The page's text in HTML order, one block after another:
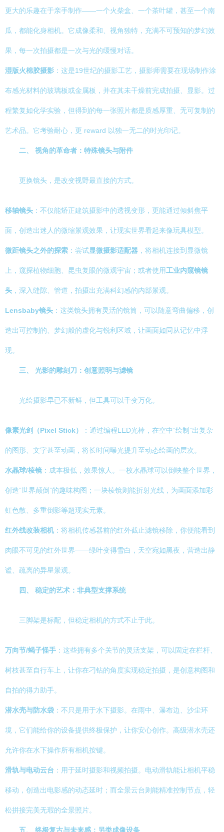
更大的乐趣在于亲手制作——一个火柴盒、一个茶叶罐，甚至一个南
瓜，都能化身相机。它成像柔和、视角独特，充满不可预知的梦幻效
果，每一次拍摄都是一次与光的缓慢对话。
湿版火棉胶摄影 ：这是19世纪的摄影工艺，摄影师需要在现场制作涂
布感光材料的玻璃板或金属板，并在其未干燥前完成拍摄、显影。过
程繁复如化学实验，但得到的每一张照片都是质感厚重、无可复制的
艺术品。它考验耐心，更 reward 以独一无二的时光印记。
二、 视角的革命者：特殊镜头与附件
更换镜头，是改变视野最直接的方式。
移轴镜头 ：不仅能矫正建筑摄影中的透视变形，更能通过倾斜焦平
面，创造出迷人的微缩景观效果，让现实世界看起来像玩具模型。
微距镜头之外的探索 ：尝试显微摄影适配器 ，将相机连接到显微镜
上，窥探植物细胞、昆虫复眼的微观宇宙；或者使用工业内窥镜镜
头 ，深入缝隙、管道，拍摄出充满科幻感的内部景观。
Lensbaby镜头 ：这类镜头拥有灵活的镜筒，可以随意弯曲偏移，创
造出可控制的、梦幻般的虚化与锐利区域，让画面如同从记忆中浮
现。
三、 光影的雕刻刀：创意照明与滤镜
光绘摄影早已不新鲜，但工具可以千变万化。
像素光剑（Pixel Stick） ：通过编程LED光棒，在空中“绘制”出复杂
的图形、文字甚至动画，将长时间曝光提升至动态绘画的层次。
水晶球/棱镜 ：成本极低，效果惊人。一枚水晶球可以倒映整个世界，
创造“世界颠倒”的趣味构图；一块棱镜则能折射光线，为画面添加彩
虹色散、多重倒影等超现实元素。
红外线改装相机 ：将相机传感器前的红外截止滤镜移除，你便能看到
肉眼不可见的红外世界——绿叶变得雪白，天空宛如黑夜，营造出静
谧、疏离的异星景观。
四、 稳定的艺术：非典型支撑系统
三脚架是标配，但稳定相机的方式不止于此。
万向节/蝎子怪手 ：这些拥有多个关节的灵活支架，可以固定在栏杆、
树枝甚至自行车上，让你在刁钻的角度实现稳定拍摄，是创意构图和
自拍的得力助手。
潜水壳与防水袋 ：不只是用于水下摄影。在雨中、瀑布边、沙尘环
境，它们能给你的设备提供终极保护，让你安心创作。高级潜水壳还
允许你在水下操作所有相机按键。
滑轨与电动云台 ：用于延时摄影和视频拍摄。电动滑轨能让相机平稳
移动，创造出电影感的动态延时；而全景云台则能精准控制节点，轻
松拼接完美无瑕的全景照片。
五、 终极复古与未来感：另类成像设备